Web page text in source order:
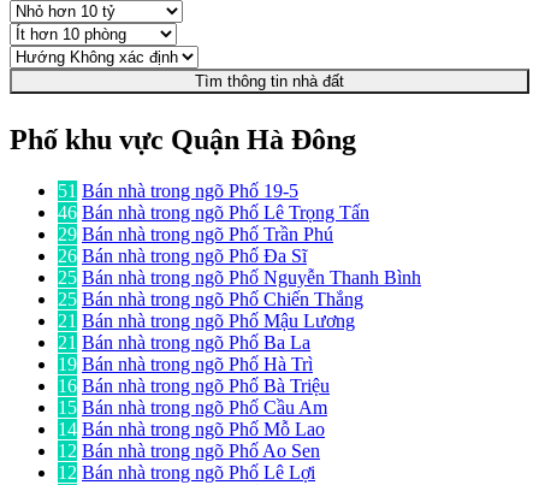
Tìm thông tin nhà đất
Phố khu vực Quận Hà Đông
51 Bán nhà trong ngõ Phố 19-5
46 Bán nhà trong ngõ Phố Lê Trọng Tấn
29 Bán nhà trong ngõ Phố Trần Phú
26 Bán nhà trong ngõ Phố Đa Sĩ
25 Bán nhà trong ngõ Phố Nguyễn Thanh Bình
25 Bán nhà trong ngõ Phố Chiến Thắng
21 Bán nhà trong ngõ Phố Mậu Lương
21 Bán nhà trong ngõ Phố Ba La
19 Bán nhà trong ngõ Phố Hà Trì
16 Bán nhà trong ngõ Phố Bà Triệu
15 Bán nhà trong ngõ Phố Cầu Am
14 Bán nhà trong ngõ Phố Mỗ Lao
12 Bán nhà trong ngõ Phố Ao Sen
12 Bán nhà trong ngõ Phố Lê Lợi